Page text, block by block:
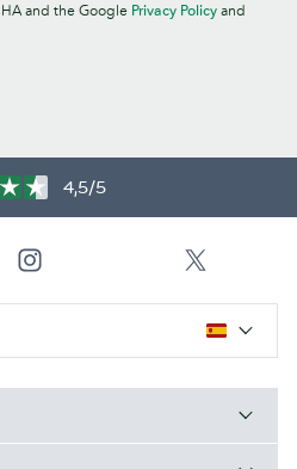
and the Google Privacy Policy and
4,5/5